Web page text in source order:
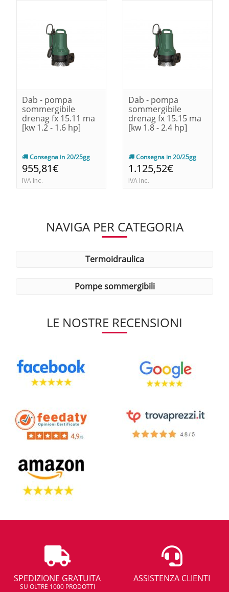
Dab - pompa
sommergibile
drenag fx 15.11 ma
[kw 1.2 - 1.6 hp]
Consegna in 20/25gg
955,81€
IVA Inc.
Dab - pompa
sommergibile
drenag fx 15.15 ma
[kw 1.8 - 2.4 hp]
Consegna in 20/25gg
1.125,52€
IVA Inc.
NAVIGA PER CATEGORIA
termoidraulica
pompe sommergibili
LE NOSTRE RECENSIONI
SPEDIZIONE GRATUITA
SU OLTRE 1000 PRODOTTI
ASSISTENZA CLIENTI